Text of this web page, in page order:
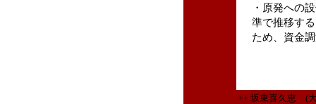
・原発への
準で推移する
ため、資金
++ 坂東喜久恵 (